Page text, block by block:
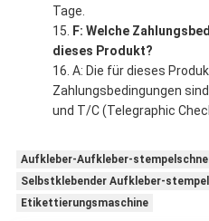
Tage.
F: Welche
dieses Produkt?
A: Die für dieses
Zahlungsbedingungen
und T/C (Telegraphic
Aufkleber-Aufkleber-
Selbstklebender Aufkleber-
Etikettierungsmaschine